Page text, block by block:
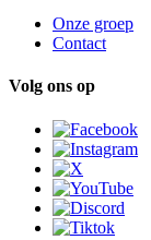
Onze groep
Contact
Volg ons op